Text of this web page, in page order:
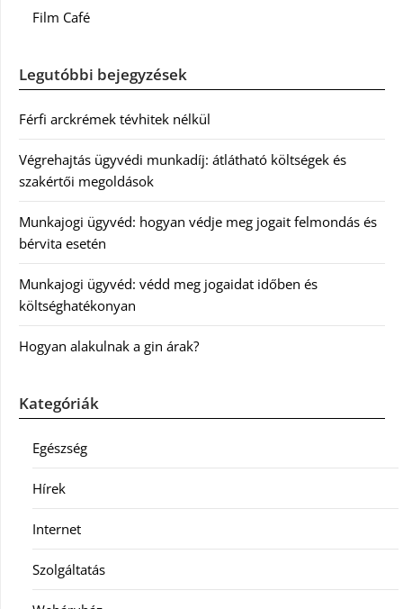
Film Café
Legutóbbi bejegyzések
Férfi arckrémek tévhitek nélkül
Végrehajtás ügyvédi munkadíj: átlátható költségek és
szakértői megoldások
Munkajogi ügyvéd: hogyan védje meg jogait felmondás és
bérvita esetén
Munkajogi ügyvéd: védd meg jogaidat időben és
költséghatékonyan
Hogyan alakulnak a gin árak?
Kategóriák
Egészség
Hírek
Internet
Szolgáltatás